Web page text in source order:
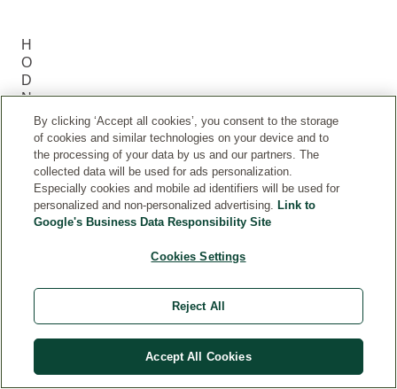
H
O
D
N
NI
NÍ
By clicking ‘Accept all cookies’, you consent to the storage
of cookies and similar technologies on your device and to
the processing of your data by us and our partners. The
collected data will be used for ads personalization.
Especially cookies and mobile ad identifiers will be used for
personalized and non-personalized advertising. Link to
Google's Business Data Responsibility Site
Cookies Settings
Reject All
Accept All Cookies